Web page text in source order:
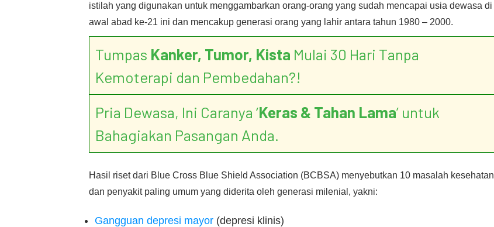
istilah yang digunakan untuk menggambarkan orang-orang yang sudah mencapai usia dewasa di
awal abad ke-21 ini dan mencakup generasi orang yang lahir antara tahun 1980 – 2000.
Tumpas Kanker, Tumor, Kista Mulai 30 Hari Tanpa
Kemoterapi dan Pembedahan?!
Pria Dewasa, Ini Caranya ‘Keras & Tahan Lama’ untuk
Bahagiakan Pasangan Anda.
Hasil riset dari Blue Cross Blue Shield Association (BCBSA) menyebutkan 10 masalah kesehatan
dan penyakit paling umum yang diderita oleh generasi milenial, yakni:
Gangguan depresi mayor (depresi klinis)